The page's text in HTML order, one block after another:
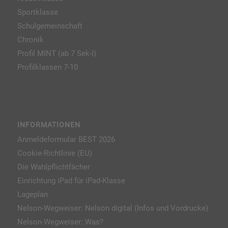
Sportklasse
Schulgemeinschaft
Chronik
Profil MINT (ab 7 Sek-I)
Profilklassen 7-10
INFORMATIONEN
Anmeldeformular BEST 2026
Cookie-Richtlinie (EU)
Die Wahlpflichtfächer
Einrichtung iPad für iPad-Klasse
Lageplan
Nelson-Wegweiser: Nelson digital (Infos und Vordrucke)
Nelson-Wegweiser: Was?